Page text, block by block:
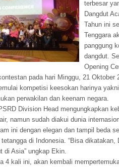
terbesar
Dangdut
Tahun ini
Tenggara
panggung
dangdut.
Opening
pada hari Minggu, 21
kompetisi keesokan harinya
perwakilan dan keenam negara.
Division Head mengungkapkan
namun sudah diakui dunia
ini dengan elegan dan tampil beda
tetangga di Indonesia. “Bisa
di Asia” ungkap Ekin.
4 kali ini, akan kembali